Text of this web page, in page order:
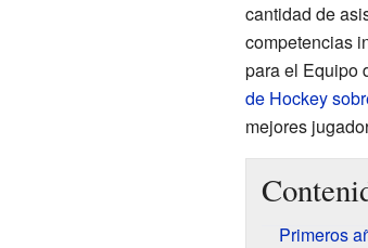
cantidad de
competencias
para el Equipo
de Hockey
mejores
Primeros